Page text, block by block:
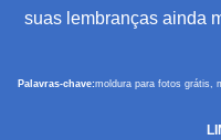
suas lembranças ainda
Palavras-chave:moldura para fotos grátis,